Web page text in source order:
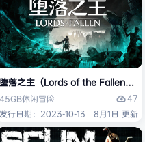
Theft Auto V Enhanced）免
堕落之主（Lords of the Fallen）免
45GB休闲冒险
47
发行日期：2023-10-13
8月1日 更新